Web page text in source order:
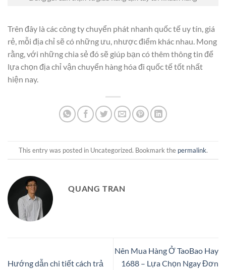
Trên đây là các công ty chuyển phát nhanh quốc tế uy tín, giá
rẻ, mỗi địa chỉ sẽ có những ưu, nhược điểm khác nhau. Mong
rằng, với những chia sẻ đó sẽ giúp bạn có thêm thông tin để
lựa chọn địa chỉ vận chuyển hàng hóa đi quốc tế tốt nhất
hiện nay.
This entry was posted in Uncategorized. Bookmark the permalink.
QUANG TRAN
Hướng dẫn chi tiết cách trả
Nên Mua Hàng Ở TaoBao Hay
1688 – Lựa Chọn Ngay Đơn